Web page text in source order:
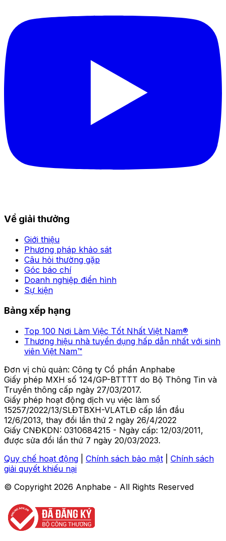
Về giải thưởng
Giới thiệu
Phương pháp khảo sát
Câu hỏi thường gặp
Góc báo chí
Doanh nghiệp điển hình
Sự kiện
Bảng xếp hạng
Top 100 Nơi Làm Việc Tốt Nhất Việt Nam®
Thương hiệu nhà tuyển dụng hấp dẫn nhất với sinh
viên Việt Nam™
Đơn vị chủ quản: Công ty Cổ phần Anphabe
Giấy phép MXH số 124/GP-BTTTT do Bộ Thông Tin và
Truyền thông cấp ngày 27/03/2017.
Giấy phép hoạt động dịch vụ việc làm số
15257/2022/13/SLĐTBXH-VLATLĐ cấp lần đầu
12/6/2013, thay đổi lần thứ 2 ngày 26/4/2022
Giấy CNĐKDN: 0310684215 - Ngày cấp: 12/03/2011,
được sửa đổi lần thứ 7 ngày 20/03/2023.
Quy chế hoạt động
Chính sách bảo mật
Chính sách
giải quyết khiếu nại
© Copyright 2026 Anphabe - All Rights Reserved